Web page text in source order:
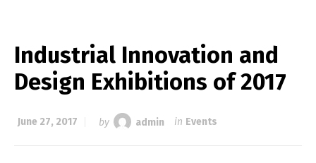
Industrial Innovation and
Design Exhibitions of 2017
June 27, 2017 by admin in Events